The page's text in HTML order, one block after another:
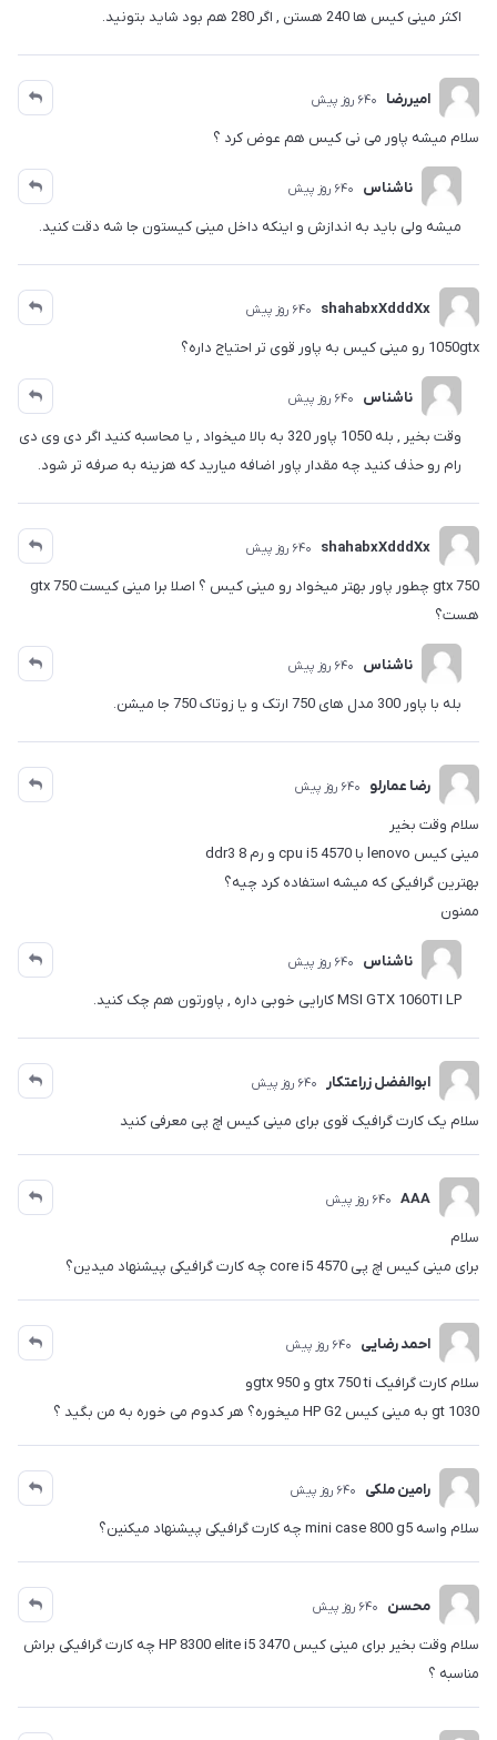
اکثر مینی کیس ها 240 هستن , اگر 280 هم بود شاید بتونید.
امیررضا 640 روز پیش
سلام میشه پاور می نی کیس هم عوض کرد ؟
ناشناس 640 روز پیش
میشه ولی باید به اندازش و اینکه داخل مینی کیستون جا شه دقت کنید.
shahabxXdddXx 640 روز پیش
1050gtx رو مینی کیس به پاور قوی تر احتیاج داره؟
ناشناس 640 روز پیش
وقت بخیر , بله 1050 پاور 320 به بالا میخواد , یا محاسبه کنید اگر دی وی دی
رام رو حذف کنید چه مقدار پاور اضافه میارید که هزینه به صرفه تر شود.
shahabxXdddXx 640 روز پیش
gtx 750 چطور پاور بهتر میخواد رو مینی کیس ؟ اصلا برا مینی کیست gtx 750
هست؟
ناشناس 640 روز پیش
بله با پاور 300 مدل های 750 ارتک و یا زوتاک 750 جا میشن.
رضا عمارلو 640 روز پیش
سلام وقت بخیر
مینی کیس lenovo با cpu i5 4570 و رم 8 ddr3
بهترین گرافیکی که میشه استفاده کرد چیه؟
ممنون
ناشناس 640 روز پیش
MSI GTX 1060TI LP کارایی خوبی داره , پاورتون هم چک کنید.
ابوالفضل زراعتکار 640 روز پیش
سلام یک کارت گرافیک قوی برای مینی کیس اچ پی معرفی کنید
AAA 640 روز پیش
سلام
برای مینی کیس اچ پی core i5 4570 چه کارت گرافیکی پیشنهاد میدین؟
احمد رضایی 640 روز پیش
سلام کارت گرافیک gtx 750 ti و gtx 950و
gt 1030 به مینی کیس HP G2 میخوره؟ هر کدوم می خوره به من بگید ؟
رامین ملکی 640 روز پیش
سلام واسه mini case 800 g5 چه کارت گرافیکی پیشنهاد میکنین؟
محسن 640 روز پیش
سلام وقت بخیر برای مینی کیس HP 8300 elite i5 3470 چه کارت گرافیکی براش
مناسبه ؟